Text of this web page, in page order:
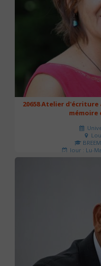
20658 Atelier
mémoire
Jour : Lu-